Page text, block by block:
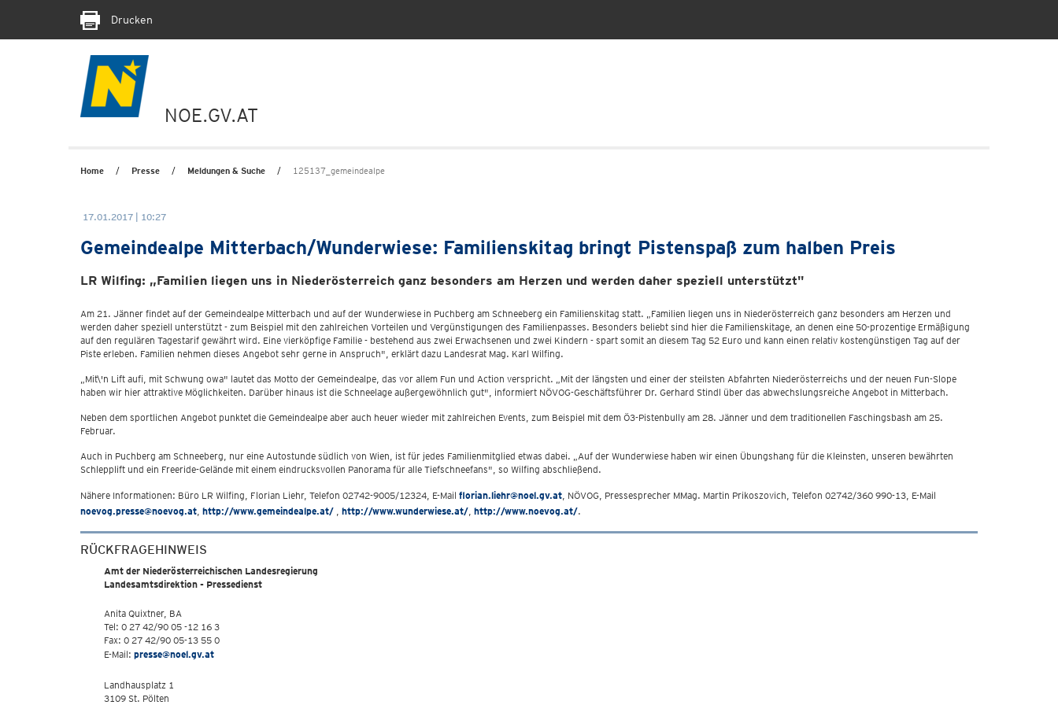
Drucken
NOE.GV.AT
Home Presse Meldungen & Suche 125137_gemeindealpe
17.01.2017 | 10:27
Gemeindealpe Mitterbach/Wunderwiese: Familienskitag bringt Pistenspaß zum halben Preis
LR Wilfing: „Familien liegen uns in Niederösterreich ganz besonders am Herzen und werden daher speziell unterstützt"
Am 21. Jänner findet auf der Gemeindealpe Mitterbach und auf der Wunderwiese in Puchberg am Schneeberg ein Familienskitag statt. „Familien liegen uns in Niederösterreich ganz besonders am Herzen und
werden daher speziell unterstützt - zum Beispiel mit den zahlreichen Vorteilen und Vergünstigungen des Familienpasses. Besonders beliebt sind hier die Familienskitage, an denen eine 50-prozentige Ermäßigung
auf den regulären Tagestarif gewährt wird. Eine vierköpfige Familie - bestehend aus zwei Erwachsenen und zwei Kindern - spart somit an diesem Tag 52 Euro und kann einen relativ kostengünstigen Tag auf der
Piste erleben. Familien nehmen dieses Angebot sehr gerne in Anspruch", erklärt dazu Landesrat Mag. Karl Wilfing.
„Mit\'n Lift aufi, mit Schwung owa" lautet das Motto der Gemeindealpe, das vor allem Fun und Action verspricht. „Mit der längsten und einer der steilsten Abfahrten Niederösterreichs und der neuen Fun-Slope
haben wir hier attraktive Möglichkeiten. Darüber hinaus ist die Schneelage außergewöhnlich gut", informiert NÖVOG-Geschäftsführer Dr. Gerhard Stindl über das abwechslungsreiche Angebot in Mitterbach.
Neben dem sportlichen Angebot punktet die Gemeindealpe aber auch heuer wieder mit zahlreichen Events, zum Beispiel mit dem Ö3-Pistenbully am 28. Jänner und dem traditionellen Faschingsbash am 25.
Februar.
Auch in Puchberg am Schneeberg, nur eine Autostunde südlich von Wien, ist für jedes Familienmitglied etwas dabei. „Auf der Wunderwiese haben wir einen Übungshang für die Kleinsten, unseren bewährten
Schlepplift und ein Freeride-Gelände mit einem eindrucksvollen Panorama für alle Tiefschneefans", so Wilfing abschließend.
Nähere Informationen: Büro LR Wilfing, Florian Liehr, Telefon 02742-9005/12324, E-Mail florian.liehr@noel.gv.at, NÖVOG, Pressesprecher MMag. Martin Prikoszovich, Telefon 02742/360 990-13, E-Mail
noevog.presse@noevog.at, http://www.gemeindealpe.at/ , http://www.wunderwiese.at/, http://www.noevog.at/.
RÜCKFRAGEHINWEIS
Amt der Niederösterreichischen Landesregierung
Landesamtsdirektion - Pressedienst
Anita Quixtner, BA
Tel: 0 27 42/90 05 -12 16 3
Fax: 0 27 42/90 05-13 55 0
E-Mail: presse@noel.gv.at
Landhausplatz 1
3109 St. Pölten